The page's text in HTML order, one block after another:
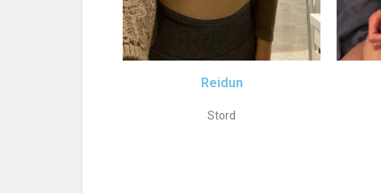
Reidun
Stord